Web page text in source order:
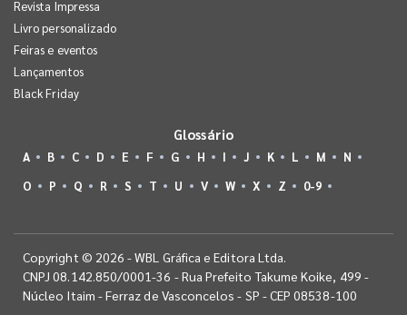
Revista Impressa
Livro personalizado
Feiras e eventos
Lançamentos
Black Friday
Glossário
A B C D E F G H I J K L M
N
O
P Q R S T U V W X Z 0-9
Copyright © 2026 - WBL Gráfica e Editora Ltda.
CNPJ 08.142.850/0001-36 - Rua Prefeito Takume Koike, 499 -
Núcleo Itaim - Ferraz de Vasconcelos - SP - CEP 08538-100